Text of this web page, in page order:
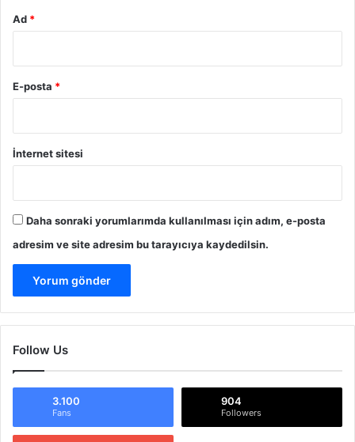
Ad *
E-posta *
İnternet sitesi
Daha sonraki yorumlarımda kullanılması için adım, e-posta
adresim ve site adresim bu tarayıcıya kaydedilsin.
Follow Us
3.100
Fans
904
Followers